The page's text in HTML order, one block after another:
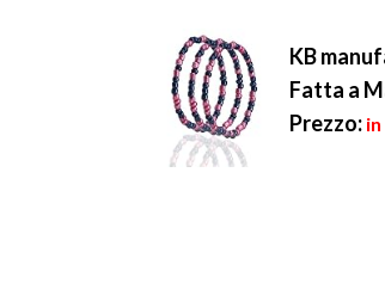
KB
Fatta a
Prezzo: